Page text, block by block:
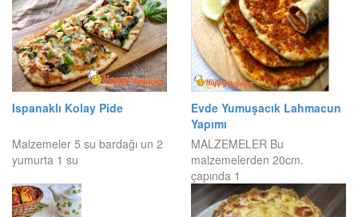
Ispanaklı Kolay Pide
Malzemeler 5 su bardağı un 2
yumurta 1 su
Evde Yumuşacık Lahmacun
Yapımı
MALZEMELER Bu
malzemelerden 20cm.
çapında 1